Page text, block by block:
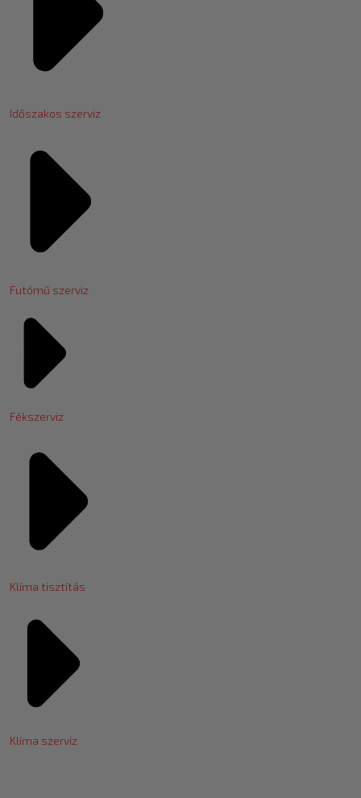
Időszakos szerviz
Futómű szerviz
Fékszerviz
Klíma tisztítás
Klíma szerviz